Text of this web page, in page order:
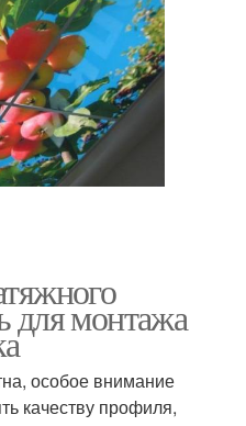
для монтажа
особое внимание
качеству профиля,